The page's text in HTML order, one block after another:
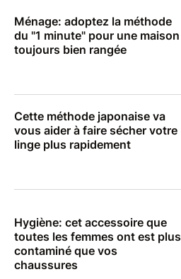
Ménage: adoptez la méthode
du "1 minute" pour une maison
toujours bien rangée
Cette méthode japonaise va
vous aider à faire sécher votre
linge plus rapidement
Hygiène: cet accessoire que
toutes les femmes ont est plus
contaminé que vos
chaussures